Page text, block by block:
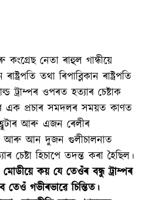
কংগ্ৰেছ নেতা ৰাহুল গান্ধীয়ে
তথা ৰিপাব্লিকান ৰাষ্ট্ৰপতি
ট্ৰাম্পৰ ওপৰত হত্যাৰ চেষ্টাক
এক প্ৰচাৰ সমদলৰ সময়ত কাণত
আৰু এজন ৰেলীৰ
আৰু আন দুজন গুলীচালনাত
চেষ্টা হিচাপে তদন্ত কৰা হৈছিল।
কয় যে তেওঁৰ বন্ধু ট্ৰাম্পৰ
গভীৰভাৱে চিন্তিত।